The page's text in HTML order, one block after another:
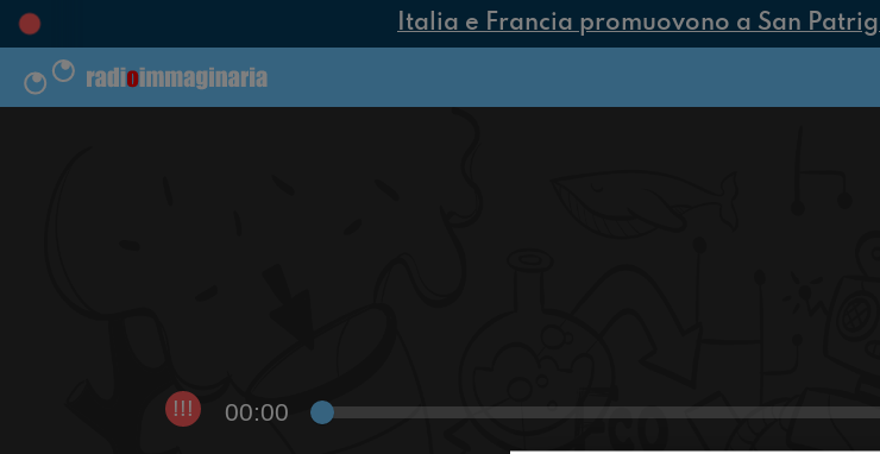
Italia e Francia promuovono a San
!!! 00:00